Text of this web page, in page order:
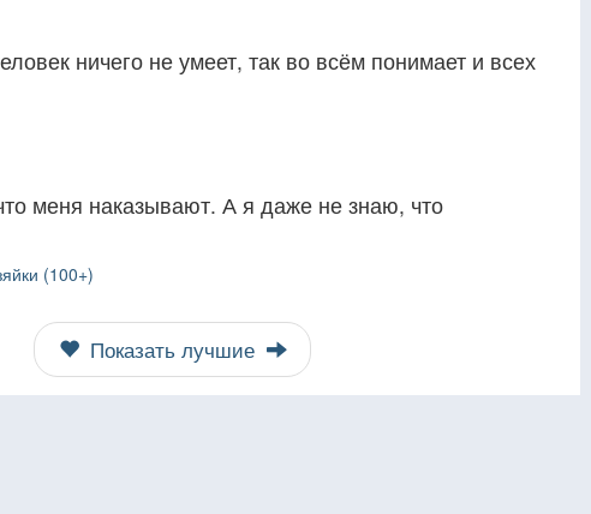
ничего не умеет, так во всём понимает и всех
меня наказывают. А я даже не знаю, что
(100+)
Показать лучшие